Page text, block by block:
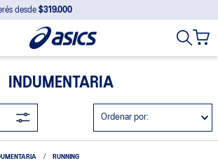
desde $319.000
INDUMENTARIA
Ordenar por
RUNNING